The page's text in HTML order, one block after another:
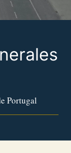
Portugal